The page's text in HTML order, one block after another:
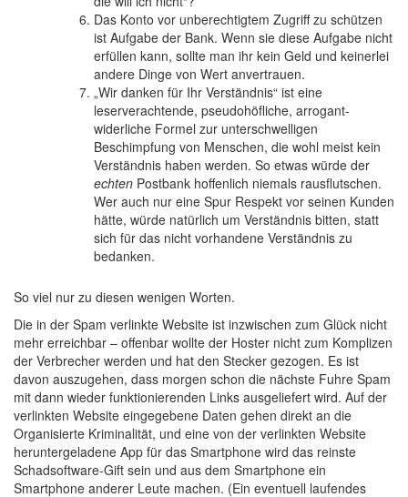
Das Konto vor unberechtigtem Zugriff zu schützen
ist Aufgabe der Bank. Wenn sie diese Aufgabe nicht
erfüllen kann, sollte man ihr kein Geld und keinerlei
andere Dinge von Wert anvertrauen.
„Wir danken für Ihr Verständnis“ ist eine
leserverachtende, pseudohöfliche, arrogant-
widerliche Formel zur unterschwelligen
Beschimpfung von Menschen, die wohl meist kein
Verständnis haben werden. So etwas würde der
echten Postbank hoffenlich niemals rausflutschen.
Wer auch nur eine Spur Respekt vor seinen Kunden
hätte, würde natürlich um Verständnis bitten, statt
sich für das nicht vorhandene Verständnis zu
bedanken.
So viel nur zu diesen wenigen Worten.
Die in der Spam verlinkte Website ist inzwischen zum Glück nicht
mehr erreichbar – offenbar wollte der Hoster nicht zum Komplizen
der Verbrecher werden und hat den Stecker gezogen. Es ist
davon auszugehen, dass morgen schon die nächste Fuhre Spam
mit dann wieder funktionierenden Links ausgeliefert wird. Auf der
verlinkten Website eingegebene Daten gehen direkt an die
Organisierte Kriminalität, und eine von der verlinkten Website
heruntergeladene App für das Smartphone wird das reinste
Schadsoftware-Gift sein und aus dem Smartphone ein
Smartphone anderer Leute machen. (Ein eventuell laufendes